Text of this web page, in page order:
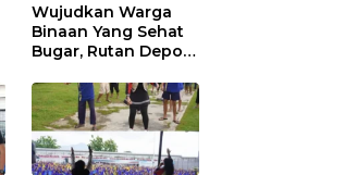
Wujudkan Warga
Binaan Yang Sehat
Bugar, Rutan Depok
Bersama